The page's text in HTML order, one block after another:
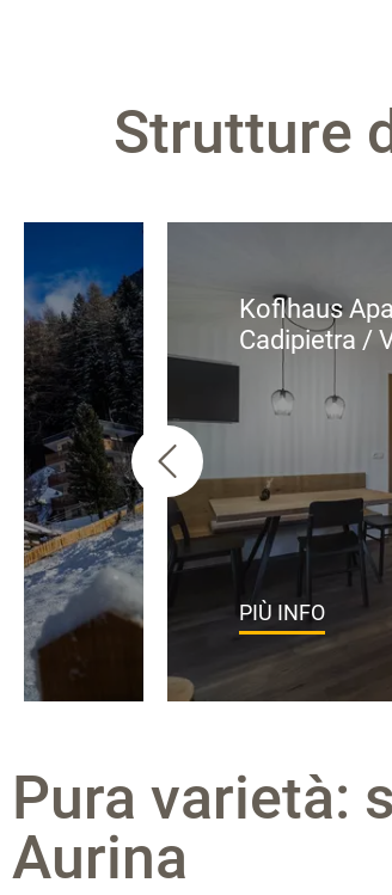
Strutture
Koflhaus
Cadipietra /
PIÙ INFO
Pura varietà:
Aurina